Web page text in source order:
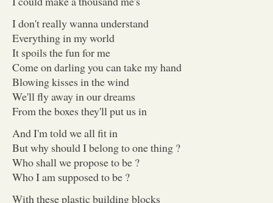
I don't really wanna understand
Everything in my world
It spoils the fun for me
Come on darling you can take my hand
Blowing kisses in the wind
We'll fly away in our dreams
From the boxes they'll put us in
And I'm told we all fit in
But why should I belong to one thing ?
Who shall we propose to be ?
Who I am supposed to be ?
With these plastic building blocks